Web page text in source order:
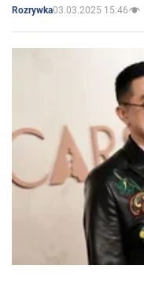
Rozrywka03.03.2025 15:46